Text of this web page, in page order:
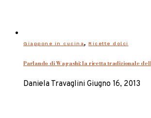
Giappone in cucina, Ricette dolci
Parlando di Wagashi: la ricetta tradizionale
Daniela Travaglini Giugno 16, 2013